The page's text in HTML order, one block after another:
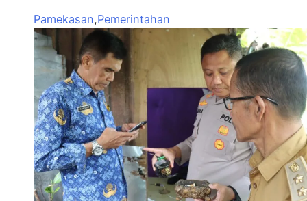
Pamekasan,Pemerintahan